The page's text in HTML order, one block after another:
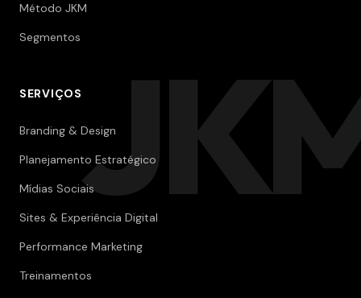
Método JKM
Segmentos
SERVIÇOS
Branding & Design
Planejamento Estratégico
Mídias Sociais
Sites & Experiência Digital
Performance Marketing
Treinamentos